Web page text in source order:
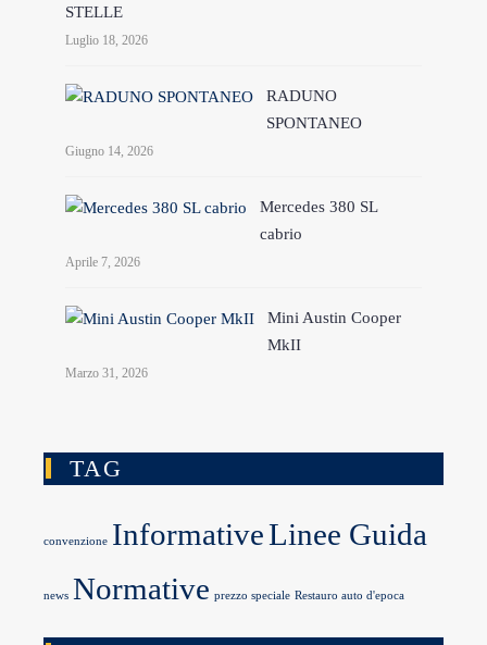
STELLE
Luglio 18, 2026
RADUNO
SPONTANEO
Giugno 14, 2026
Mercedes 380 SL
cabrio
Aprile 7, 2026
Mini Austin Cooper
MkII
Marzo 31, 2026
TAG
convenzione InformativeLinee Guida
news Normative prezzo speciale Restauro auto d'epoca